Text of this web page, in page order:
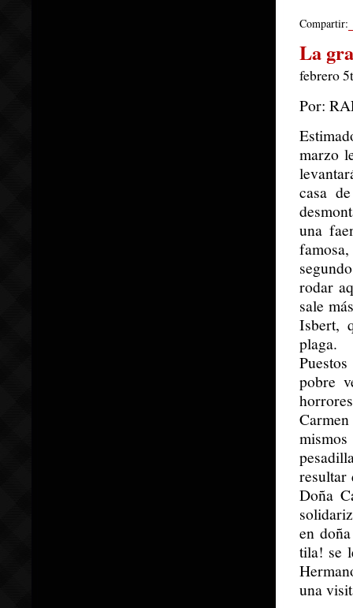
Compartir:
La
febrero
Por:
marzo
casa
una
rodar
sale
Isbert,
plaga.
pobre
resultar
Doña
en
tila! se
una